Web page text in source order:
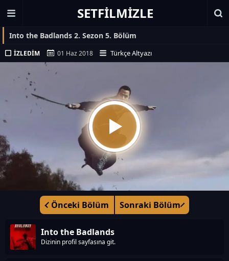
SETFILMIZLE
Into the Badlands 2. Sezon 5. Bölüm
İZLEDIM 01 Haz 2018 Türkçe Altyazı
Önceki Bölüm Sonraki Bölüm
Into the Badlands
Dizinin profil sayfasına git.